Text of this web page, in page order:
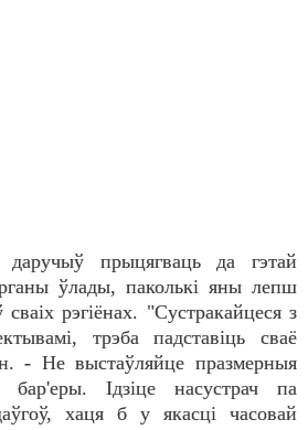
даручыў прыцягваць да гэтай
ўлады, паколькі яны лепш
рэгіёнах. "Сустракайцеся з
трэба падставіць сваё
- Не выстаўляйце празмерныя
Ідзіце насустрач па
хаця б у якасці часовай